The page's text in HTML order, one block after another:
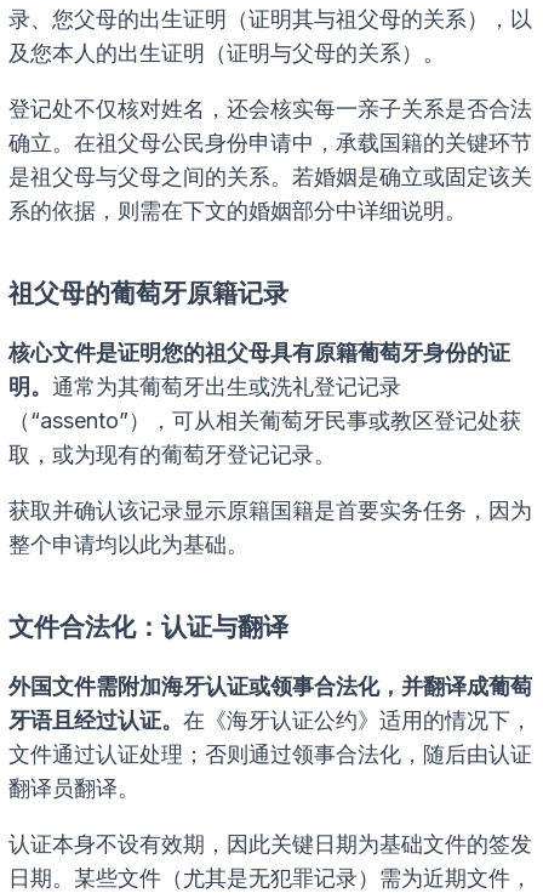
录、您父母的出生证明（证明其与祖父母的关系），以
及您本人的出生证明（证明与父母的关系）。
登记处不仅核对姓名，还会核实每一亲子关系是否合法
确立。在祖父母公民身份申请中，承载国籍的关键环节
是祖父母与父母之间的关系。若婚姻是确立或固定该关
系的依据，则需在下文的婚姻部分中详细说明。
祖父母的葡萄牙原籍记录
核心文件是证明您的祖父母具有原籍葡萄牙身份的证
明。 通常为其葡萄牙出生或洗礼登记记录
（“assento”），可从相关葡萄牙民事或教区登记处获
取，或为现有的葡萄牙登记记录。
获取并确认该记录显示原籍国籍是首要实务任务，因为
整个申请均以此为基础。
文件合法化：认证与翻译
外国文件需附加海牙认证或领事合法化，并翻译成葡萄
牙语且经过认证。 在《海牙认证公约》适用的情况下，
文件通过认证处理；否则通过领事合法化，随后由认证
翻译员翻译。
认证本身不设有效期，因此关键日期为基础文件的签发
日期。某些文件（尤其是无犯罪记录）需为近期文件，